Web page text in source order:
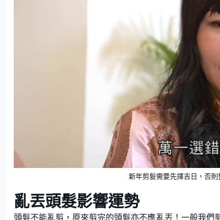
新年剪髮需要先擇吉日，否
亂丟頭髮影響運勢
頭髮不能亂剪，原來剪完的頭髮亦不應亂丟！一般我